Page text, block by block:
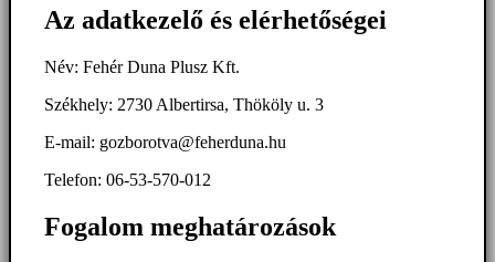
Az adatkezelő és elérhetőségei
Név: Fehér Duna Plusz Kft.
Székhely: 2730 Albertirsa, Thököly u. 3
E-mail: gozborotva@feherduna.hu
Telefon: 06-53-570-012
Fogalom meghatározások